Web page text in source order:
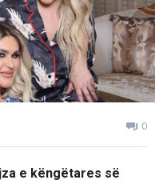
0
e këngëtares së